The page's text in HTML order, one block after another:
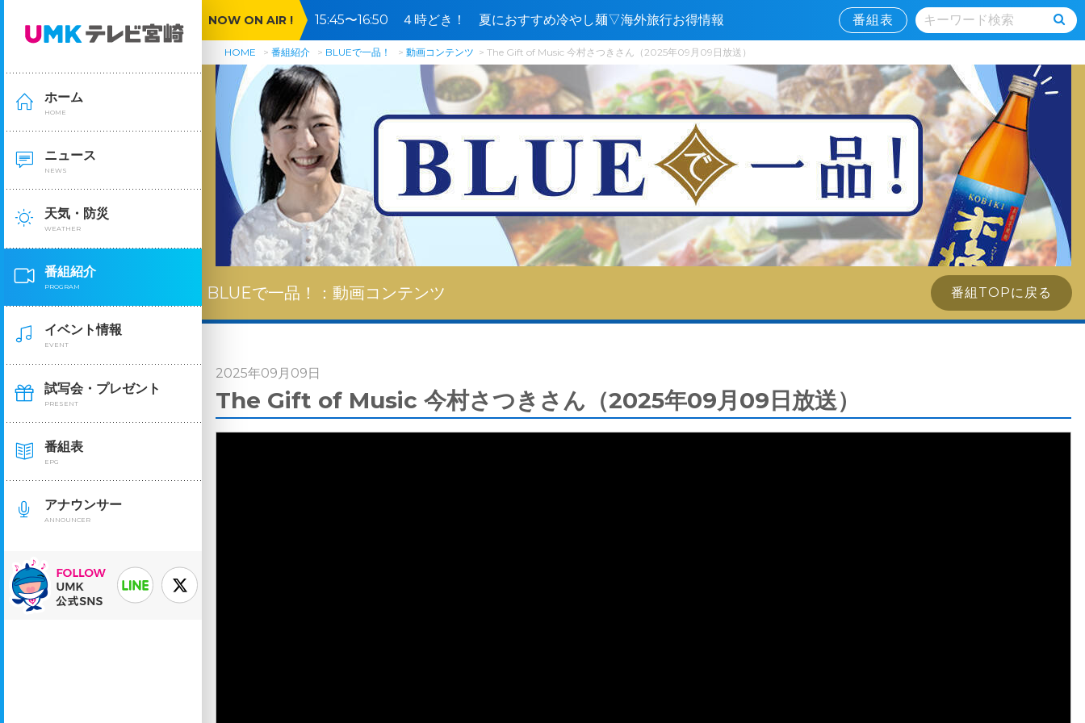
ホーム
HOME
ニュース
NEWS
天気・防災
WEATHER
番組紹介
PROGRAM
イベント情報
EVENT
試写会・プレゼント
PRESENT
番組表
EPG
アナウンサー
ANNOUNCER
NOW ON AIR ! 15:45〜16:50 ４時どき！ 夏におすすめ冷やし麺▽海外旅行お得情報 番組表
HOME 番組紹介 BLUEで一品！ 動画コンテンツ The Gift of Music 今村さつきさん（2025年09月09日放送）
BLUEで一品！：動画コンテンツ 番組TOPに戻る
2025年09月09日
The Gift of Music 今村さつきさん（2025年09月09日放送）